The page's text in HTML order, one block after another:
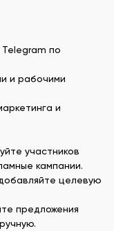
по
и рабочими
и
участников
кампании.
целевую
предложения